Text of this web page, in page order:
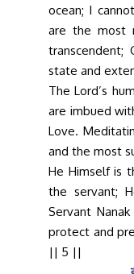
ocean; I
are the most
transcendent;
state and
The Lord’s
are imbued
Love.
and the most
He Himself is
the servant;
Servant
protect and
|| 5 ||